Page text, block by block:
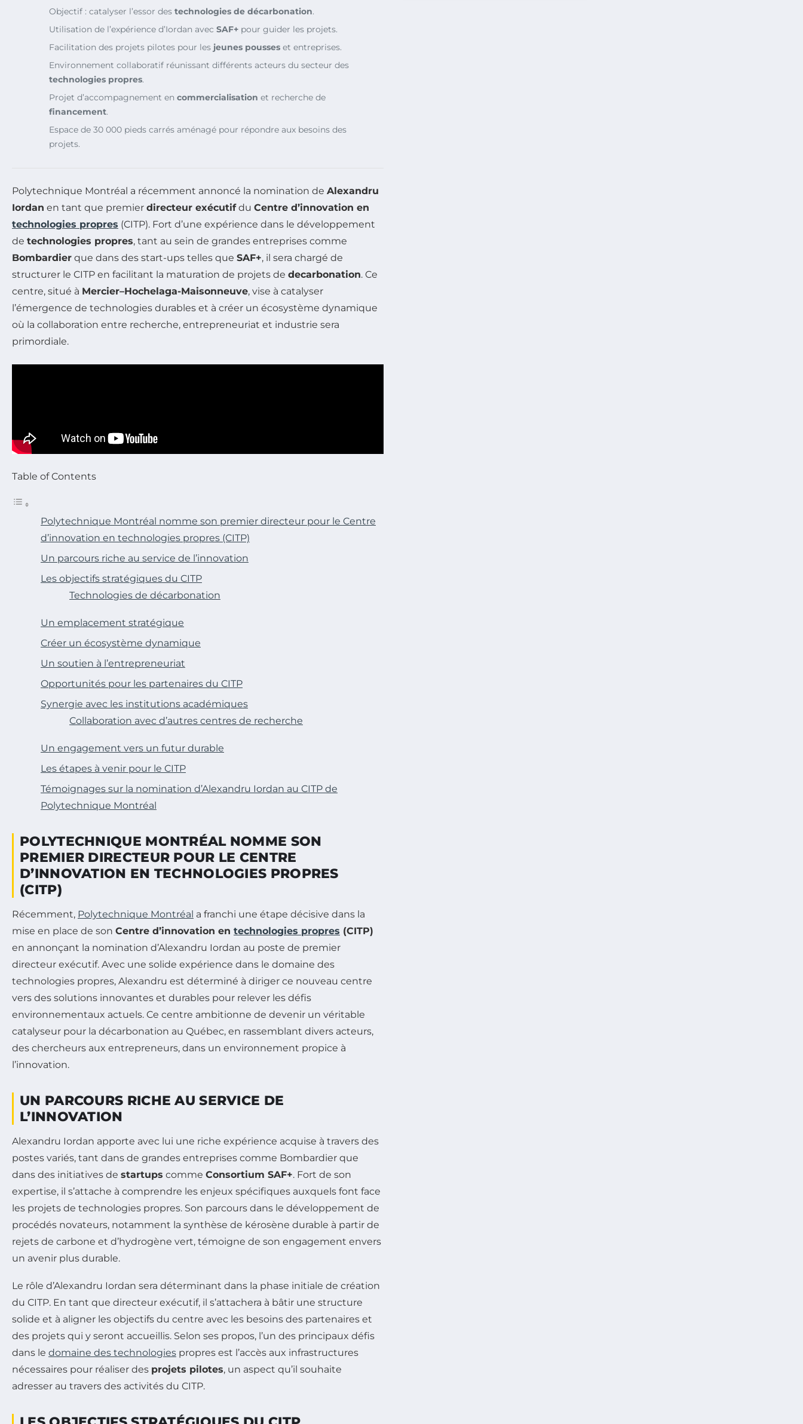
Objectif : catalyser l’essor des technologies de décarbonation.
Utilisation de l’expérience d’Iordan avec SAF+ pour guider les projets.
Facilitation des projets pilotes pour les jeunes pousses et entreprises.
Environnement collaboratif réunissant différents acteurs du secteur des
technologies propres.
Projet d’accompagnement en commercialisation et recherche de
financement.
Espace de 30 000 pieds carrés aménagé pour répondre aux besoins des
projets.
Polytechnique Montréal a récemment annoncé la nomination de Alexandru
Iordan en tant que premier directeur exécutifdu Centre d’innovation en
technologies propres (CITP). Fort d’une expérience dans le développement
de technologies propres, tant au sein de grandes entreprises comme
Bombardier que dans des start-ups telles que SAF+, il sera chargé de
structurer le CITP en facilitant la maturation de projets de decarbonation. Ce
centre, situé à Mercier–Hochelaga-Maisonneuve, vise à catalyser
l’émergence de technologies durables et à créer un écosystème dynamique
où la collaboration entre recherche, entrepreneuriat et industrie sera
primordiale.
Table of Contents
Polytechnique Montréal nomme son premier directeur pour le Centre
d’innovation en technologies propres (CITP)
Un parcours riche au service de l’innovation
Les objectifs stratégiques du CITP
Technologies de décarbonation
Un emplacement stratégique
Créer un écosystème dynamique
Un soutien à l’entrepreneuriat
Opportunités pour les partenaires du CITP
Synergie avec les institutions académiques
Collaboration avec d’autres centres de recherche
Un engagement vers un futur durable
Les étapes à venir pour le CITP
Témoignages sur la nomination d’Alexandru Iordan au CITP de
Polytechnique Montréal
POLYTECHNIQUE MONTRÉAL NOMME SON
PREMIER DIRECTEUR POUR LE CENTRE
D’INNOVATION EN TECHNOLOGIES PROPRES
(CITP)
Récemment, Polytechnique Montréal a franchi une étape décisive dans la
mise en place de son Centre d’innovation en technologies propres (CITP)
en annonçant la nomination d’Alexandru Iordan au poste de premier
directeur exécutif. Avec une solide expérience dans le domaine des
technologies propres, Alexandru est déterminé à diriger ce nouveau centre
vers des solutions innovantes et durables pour relever les défis
environnementaux actuels. Ce centre ambitionne de devenir un véritable
catalyseur pour la décarbonation au Québec, en rassemblant divers acteurs,
des chercheurs aux entrepreneurs, dans un environnement propice à
l’innovation.
UN PARCOURS RICHE AU SERVICE DE
L’INNOVATION
Alexandru Iordan apporte avec lui une riche expérience acquise à travers des
postes variés, tant dans de grandes entreprises comme Bombardier que
dans des initiatives de startups comme Consortium SAF+. Fort de son
expertise, il s’attache à comprendre les enjeux spécifiques auxquels font face
les projets de technologies propres. Son parcours dans le développement de
procédés novateurs, notamment la synthèse de kérosène durable à partir de
rejets de carbone et d’hydrogène vert, témoigne de son engagement envers
un avenir plus durable.
Le rôle d’Alexandru Iordan sera déterminant dans la phase initiale de création
du CITP. En tant que directeur exécutif, il s’attachera à bâtir une structure
solide et à aligner les objectifs du centre avec les besoins des partenaires et
des projets qui y seront accueillis. Selon ses propos, l’un des principaux défis
dans le domaine des technologies propres est l’accès aux infrastructures
nécessaires pour réaliser des projets pilotes, un aspect qu’il souhaite
adresser au travers des activités du CITP.